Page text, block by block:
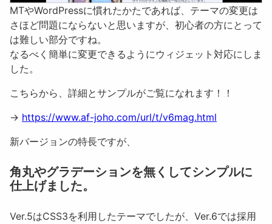
MTやWordPressに慣れたかたであれば、テーマの変更は
さほど問題にならないと思いますが、初心者の方にとって
は難しい部分ですね。
なるべく簡単に変更できるようにウィジェット対応にしま
した。
こちらから、詳細とサンプルがご覧になれます！！
→ https://www.af-joho.com/url/t/v6mag.html
新バージョンの特長ですが、
角丸やグラデーションを無くしてシンプルに
仕上げました。
Ver.5はCSS3を利用したテーマでしたが、Ver.6では採用